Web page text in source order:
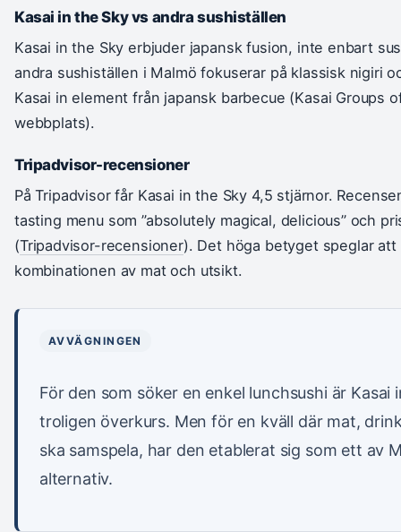
Kasai in the Sky vs andra sushiställen
Kasai in the Sky erbjuder japansk fusion, inte enbart
andra sushiställen i Malmö fokuserar på klassisk nigiri
Kasai in element från japansk barbecue (Kasai Groups
webbplats).
Tripadvisor-recensioner
På Tripadvisor får Kasai in the Sky 4,5 stjärnor.
tasting menu som ”absolutely magical, delicious” och
(Tripadvisor-recensioner). Det höga betyget speglar att
kombinationen av mat och utsikt.
AVVÄGNINGEN
För den som söker en enkel lunchsushi är Kasai
troligen överkurs. Men för en kväll där mat,
ska samspela, har den etablerat sig som ett av
alternativ.